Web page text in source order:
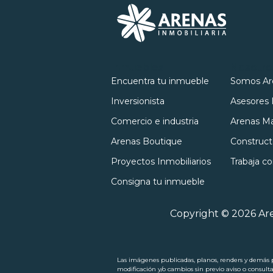
Encuentra tu inmueble
Inversionista
Comercio e industria
Arenas Boutique
Proyectos Inmobiliarios
Consigna tu inmueble
Somos
Asesores
Arenas
Trabaja
Copyright © 2026
Las imágenes publicadas, planos, renders y
modificación y/o cambios sin previo aviso o